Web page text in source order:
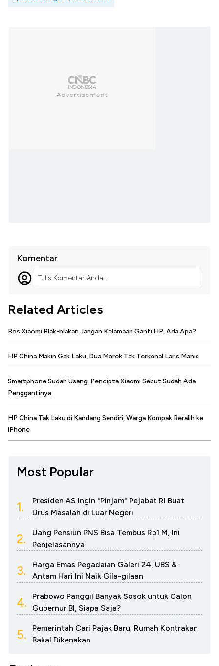
Komentar
Tulis Komentar Anda...
Related Articles
Bos Xiaomi Blak-blakan Jangan Kelamaan Ganti HP, Ada Apa?
HP China Makin Gak Laku, Dua Merek Tak Terkenal Laris Manis
Smartphone Sudah Usang, Pencipta Xiaomi Sebut Sudah Ada
Penggantinya
HP China Tak Laku di Kandang Sendiri, Warga Kompak Beralih ke
iPhone
Most Popular
1.
Presiden AS Ingin "Pinjam" Pejabat RI Buat
Urus Masalah di Luar Negeri
2.
Uang Pensiun PNS Bisa Tembus Rp1 M, Ini
Penjelasannya
3.
Harga Emas Pegadaian Galeri 24, UBS &
Antam Hari Ini Naik Gila-gilaan
4.
Prabowo Panggil Banyak Sosok untuk Calon
Gubernur BI, Siapa Saja?
5.
Pemerintah Cari Pajak Baru, Rumah Kontrakan
Bakal Dikenakan